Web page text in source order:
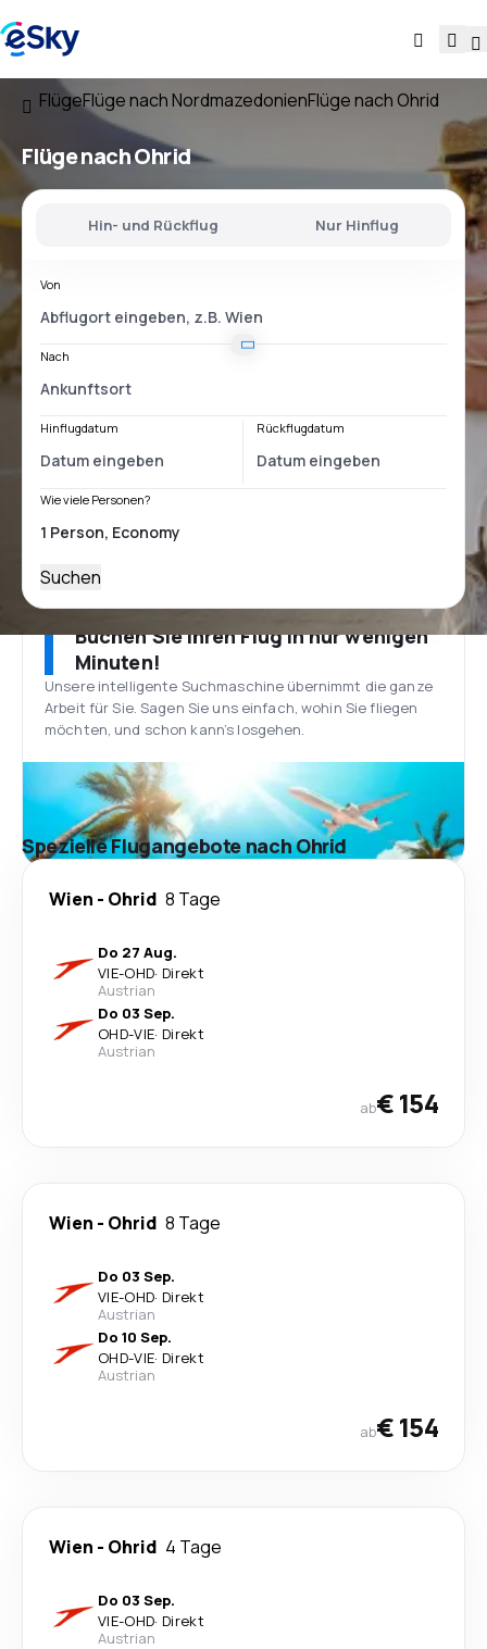
FlügeFlüge nach NordmazedonienFlüge nach Ohrid
Flüge nach Ohrid
Hin- und Rückflug Nur Hinflug
Von
Nach
Hinflugdatum Rückflugdatum
Wie viele Personen?
Suchen
Buchen Sie Ihren Flug in nur wenigen
Minuten!
Unsere intelligente Suchmaschine übernimmt die ganze
Arbeit für Sie. Sagen Sie uns einfach, wohin Sie fliegen
möchten, und schon kann’s losgehen.
Spezielle Flugangebote nach Ohrid
Wien - Ohrid 8 Tage
Do 27 Aug.
VIE-OHD· Direkt
Austrian
Do 03 Sep.
OHD-VIE· Direkt
Austrian
ab€ 154
Wien - Ohrid 8 Tage
Do 03 Sep.
VIE-OHD· Direkt
Austrian
Do 10 Sep.
OHD-VIE· Direkt
Austrian
ab€ 154
Wien - Ohrid 4 Tage
Do 03 Sep.
VIE-OHD· Direkt
Austrian